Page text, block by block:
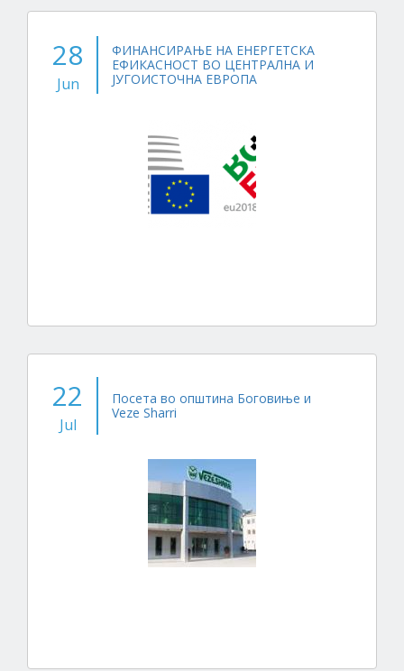
28
Jun
ФИНАНСИРАЊЕ НА ЕНЕРГЕТСКА
ЕФИКАСНОСТ ВО ЦЕНТРАЛНА И
ЈУГОИСТОЧНА ЕВРОПА
22
Jul
Посета во општина Боговиње и
Veze Sharri